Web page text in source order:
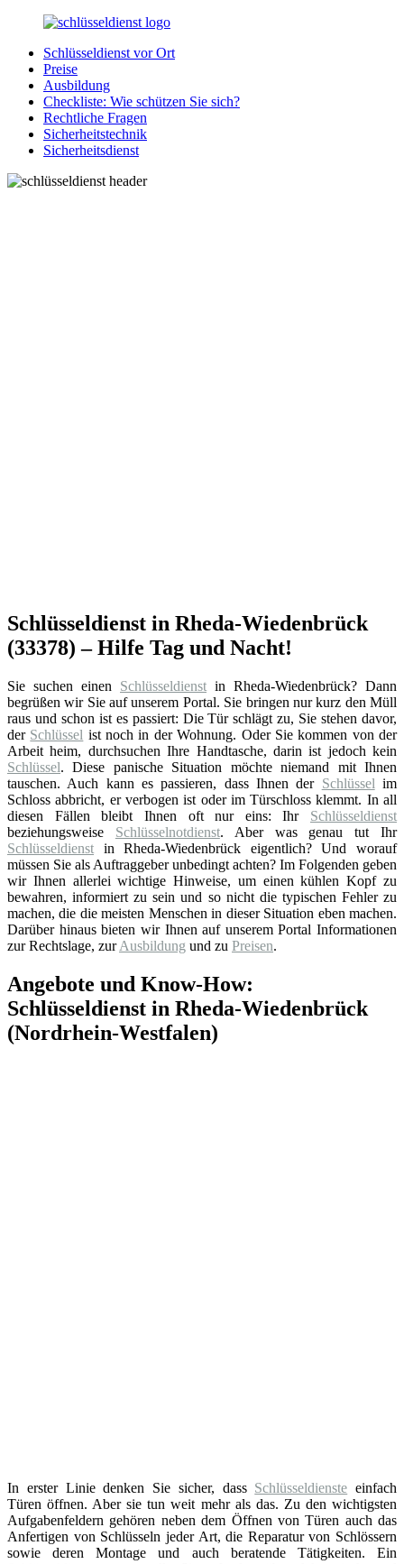
Zurück
Inhalt
SchluesseldienstDirekt.de
Ihre
Notlage
wird
gelöst!
Schlüsseldienst vor Ort
Preise
Ausbildung
Checkliste: Wie schützen Sie sich?
Rechtliche Fragen
Sicherheitstechnik
Sicherheitsdienst
Schlüsseldienst in Rheda-Wiedenbrück
(33378) – Hilfe Tag und Nacht!
Sie suchen einen Schlüsseldienst in Rheda-Wiedenbrück? Dann
begrüßen wir Sie auf unserem Portal. Sie bringen nur kurz den Müll
raus und schon ist es passiert: Die Tür schlägt zu, Sie stehen davor,
der Schlüssel ist noch in der Wohnung. Oder Sie kommen von der
Arbeit heim, durchsuchen Ihre Handtasche, darin ist jedoch kein
Schlüssel. Diese panische Situation möchte niemand mit Ihnen
tauschen. Auch kann es passieren, dass Ihnen der Schlüssel im
Schloss abbricht, er verbogen ist oder im Türschloss klemmt. In all
diesen Fällen bleibt Ihnen oft nur eins: Ihr Schlüsseldienst
beziehungsweise Schlüsselnotdienst. Aber was genau tut Ihr
Schlüsseldienst in Rheda-Wiedenbrück eigentlich? Und worauf
müssen Sie als Auftraggeber unbedingt achten? Im Folgenden geben
wir Ihnen allerlei wichtige Hinweise, um einen kühlen Kopf zu
bewahren, informiert zu sein und so nicht die typischen Fehler zu
machen, die die meisten Menschen in dieser Situation eben machen.
Darüber hinaus bieten wir Ihnen auf unserem Portal Informationen
zur Rechtslage, zurAusbildung und zu Preisen.
Angebote und Know-How:
Schlüsseldienst in Rheda-Wiedenbrück
(Nordrhein-Westfalen)
In erster Linie denken Sie sicher, dass Schlüsseldienste einfach
Türen öffnen. Aber sie tun weit mehr als das. Zu den wichtigsten
Aufgabenfeldern gehören neben dem Öffnen von Türen auch das
Anfertigen von Schlüsseln jeder Art, die Reparatur von Schlössern
sowie deren Montage und auch beratende Tätigkeiten. Ein